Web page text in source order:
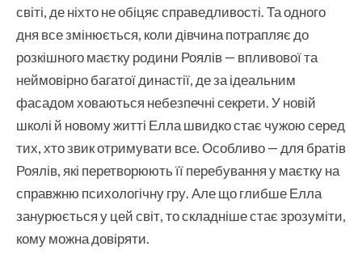
світі, де ніхто не обіцяє справедливості. Та одного
дня все змінюється, коли дівчина потрапляє до
розкішного маєтку родини Роялів — впливової та
неймовірно багатої династії, де за ідеальним
фасадом ховаються небезпечні секрети. У новій
школі й новому житті Елла швидко стає чужою серед
тих, хто звик отримувати все. Особливо — для братів
Роялів, які перетворюють її перебування у маєтку на
справжню психологічну гру. Але що глибше Елла
занурюється у цей світ, то складніше стає зрозуміти,
кому можна довіряти.